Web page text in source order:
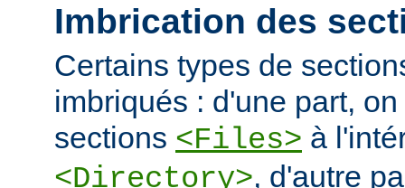
Imbrication des
Certains types de
imbriqués : d'une part,
sections <Files> à
<Directory>, d'autre